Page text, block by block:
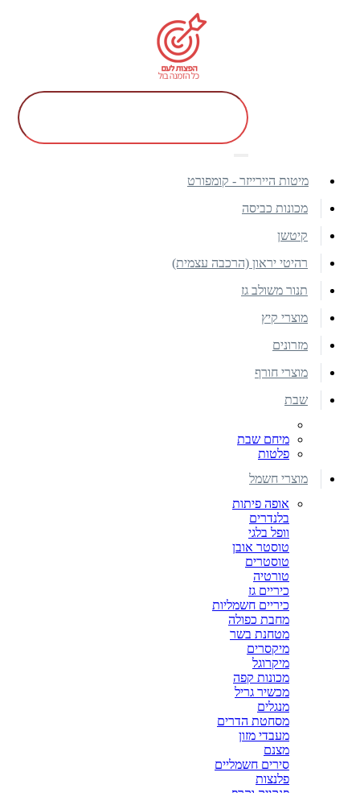
מיטות היירייזר - קומפורט
מכונות כביסה
קיטשן
רהיטי יראון (הרכבה עצמית)
תנור משולב גז
מוצרי קיץ
מזרונים
מוצרי חורף
שבת
מיחם שבת
פלטות
מוצרי חשמל
אופה פיתות
בלנדרים
וופל בלגי
טוסטר אובן
טוסטרים
טורטיה
כיריים גז
כיריים חשמליות
מחבת כפולה
מטחנת בשר
מיקסרים
מיקרוגל
מכונות קפה
מכשיר גריל
מנגלים
מסחטת הדרים
מעבדי מזון
מצנם
סירים חשמליים
פלנצות